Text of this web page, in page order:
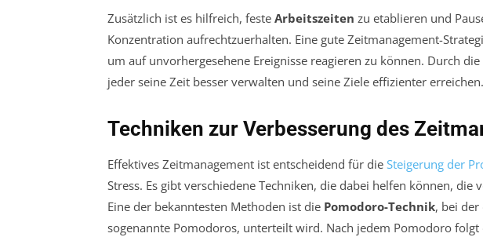
Zusätzlich ist es hilfreich, feste Arbeitszeiten zu etablieren und
Konzentration aufrechtzuerhalten. Eine gute Zeitmanagement-
um auf unvorhergesehene Ereignisse reagieren zu können. Durch
jeder seine Zeit besser verwalten und seine Ziele effizienter erreichen.
Techniken zur Verbesserung des
Effektives Zeitmanagement ist entscheidend für die Steigerung der
Stress. Es gibt verschiedene Techniken, die dabei helfen können, die
Eine der bekanntesten Methoden ist die Pomodoro-Technik, bei
sogenannte Pomodoros, unterteilt wird. Nach jedem Pomodoro folgt